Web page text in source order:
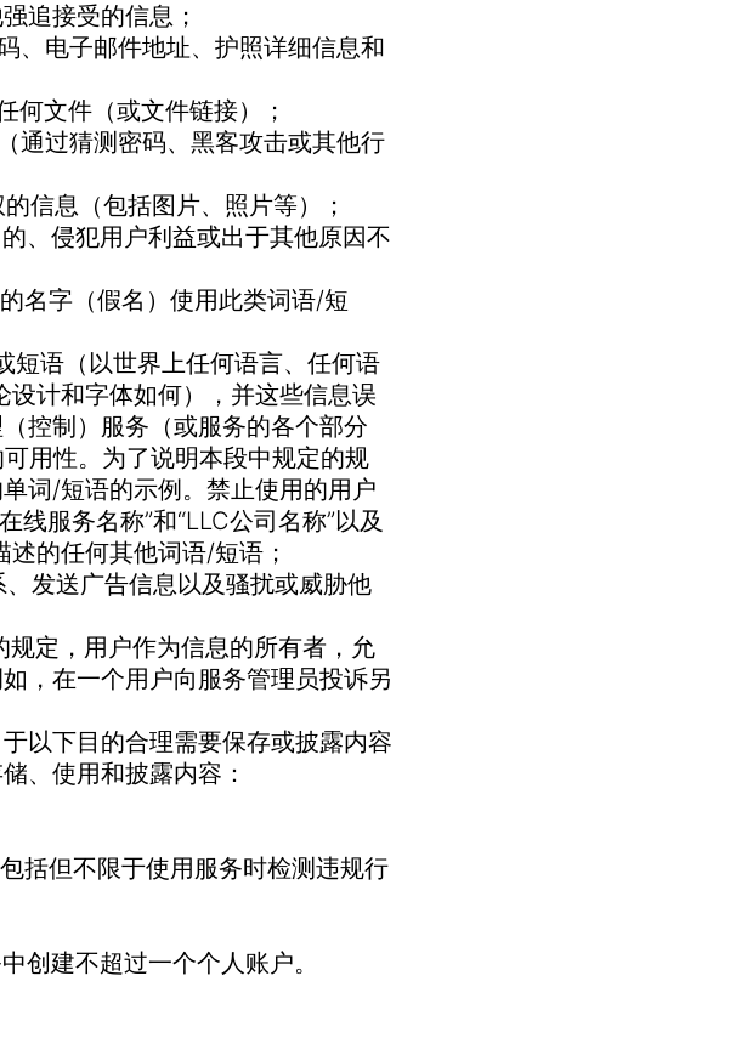
追接受的信息；
、电子邮件地址、护照详细信息和
何文件（或文件链接）；
通过猜测密码、黑客攻击或其他行
信息（包括图片、照片等）；
、侵犯用户利益或出于其他原因不
名字（假名）使用此类词语/短
短语（以世界上任何语言、任何语
计和字体如何），并这些信息误
控制）服务（或服务的各个部分
用性。为了说明本段中规定的规
词/短语的示例。禁止使用的用户
线服务名称”和“LLC公司名称”以及
的任何其他词语/短语；
发送广告信息以及骚扰或威胁他
定，用户作为信息的所有者，允
，在一个用户向服务管理员投诉另
以下目的合理需要保存或披露内容
、使用和披露内容：
括但不限于使用服务时检测违规行
创建不超过一个个人账户。